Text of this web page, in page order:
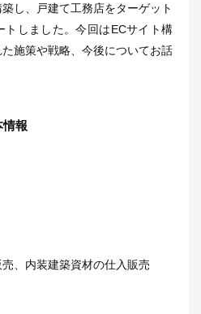
し、戸建て工務店をターゲット
トしました。今回はECサイト構
施策や戦略、今後についてお話
情報
、内装建築資材の仕入販売